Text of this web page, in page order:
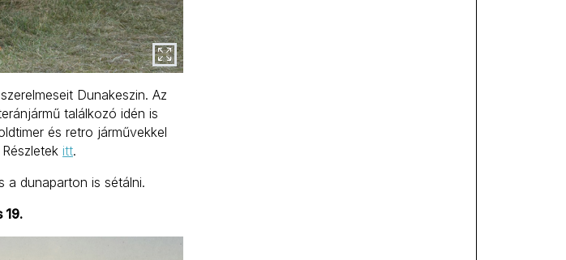
Dunakeszin. Az
találkozó idén is
és retro járművekkel
itt.
a dunaparton is sétálni.
19.